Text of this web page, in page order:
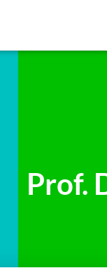
Prof.